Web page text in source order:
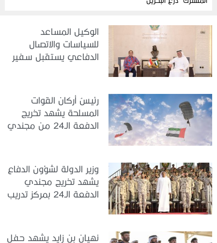
الوكيل المساعد
للسياسات والاتصال
الدفاعي يستقبل سفير
رئيسُ أركان القوات
المسلحة يشهد تخريج
الدفعة الـ24 من مجندي
وزير الدولة لشؤون الدفاع
يشهد تخريج مجندي
الدفعة الـ24 بمركز تدريب
نهيان بن زايد يشهد حفل